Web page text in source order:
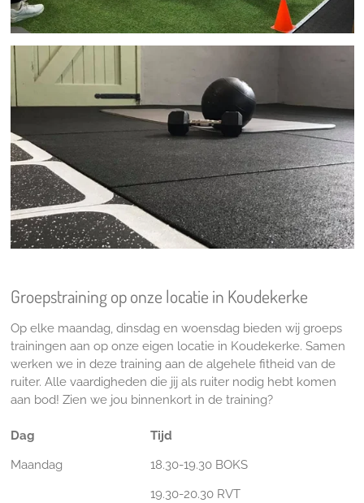
Groepstraining op onze locatie in Koudekerke
Op elke maandag, dinsdag en woensdag bieden wij groeps
trainingen aan op onze eigen locatie in Koudekerke. Samen
werken we in deze training aan de algehele fitheid van de
ruiter. Alle vaardigheden die jij als ruiter nodig hebt komen
aan bod! Zien we jou binnenkort in de training?
Dag
Tijd
Maandag
18.30-19.30 BOKS
19.30-20.30 RVT